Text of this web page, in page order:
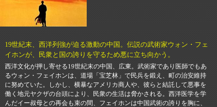
19世紀末、西洋列強が迫る激動の中国。伝説の武術家ウォン・フェ
イホンが、民衆と国の誇りを守るため悪に立ち向かう。
西洋文化が押し寄せる19世紀末の中国、広東。武術家であり医師でもあ
るウォン・フェイホンは、道場「宝芝林」で民兵を鍛え、町の治安維持
に努めていた。しかし、横暴なアメリカ商人や、彼らと結託して悪事を
働く地元ヤクザの台頭により、民衆の生活は脅かされる。西洋医学を学
んだイー叔母との再会も束の間、フェイホンは中国武術の誇りを胸に、